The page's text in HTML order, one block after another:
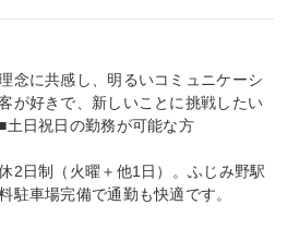
念に共感し、明るいコミュニケーシ
が好きで、新しいことに挑戦したい
日祝日の勤務が可能な方
2日制（火曜＋他1日）。ふじみ野駅
駐車場完備で通勤も快適です。